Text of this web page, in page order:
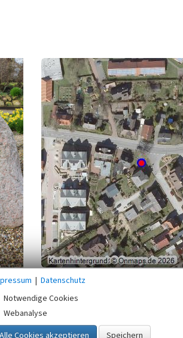
Zugehörig zu
Holstein
| Datenschutz
Notwendige Cookies
Webanalyse